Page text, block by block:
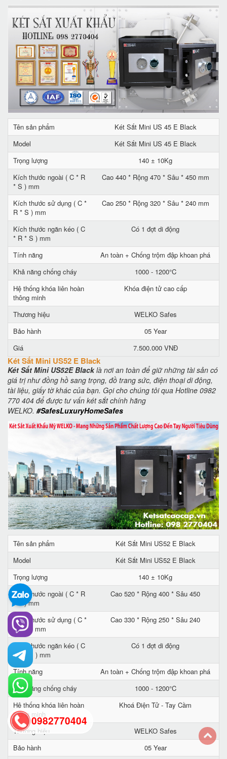
Tên sản phẩm
Két Sắt Mini US 45 E Black
Model
Két Sắt Mini US 45 E Black
Trọng lượng
140 ± 10Kg
Kích thước ngoài ( C * R
* S ) mm
Cao 440 * Rộng 470 * Sâu * 450 mm
Kích thước sử dụng ( C *
R * S ) mm
Cao 250 * Rộng 320 * Sâu * 240 mm
Kích thước ngăn kéo ( C
* R * S ) mm
Có 1 đợt di động
Tính năng
An toàn + Chống trộm đập khoan phá
Khả năng chống cháy
1000 - 1200°C
Hệ thống khóa liên hoàn
thông minh
Khóa điện tử cao cấp
Thương hiệu
WELKO Safes
Bảo hành
05 Year
Giá
7.500.000 VNĐ
Két Sắt Mini US52 E Black
Két Sắt Mini US52E Blacklà nơi an toàn để giữ những tài sản có
giá trị như đồng hồ sang trọng, đồ trang sức, điện thoại di động,
tài liệu, giấy tờ khác của bạn. Gọi cho chúng tôi qua Hotline 0982
770 404 để được tư vấn két sắt chính hãng
WELKO. #SafesLuxuryHomeSafes
Tên sản phẩm
Két Sắt Mini US52 E Black
Model
Két Sắt Mini US52 E Black
Trọng lượng
140 ± 10Kg
Kích thước ngoài ( C * R
* S ) mm
Cao 520 * Rộng 400 * Sâu 450
Kích thước sử dụng ( C *
R * S ) mm
Cao 330 * Rộng 250 * Sâu 240
Kích thước ngăn kéo ( C
* R * S ) mm
Có 1 đợt di động
Tính năng
An toàn + Chống trộm đập khoan phá
Khả năng chống cháy
1000 - 1200°C
Hệ thống khóa liên hoàn
thông minh
Khoá Điện Tử - Tay Cầm
Thương hiệu
WELKO Safes
Bảo hành
05 Year
0982770404